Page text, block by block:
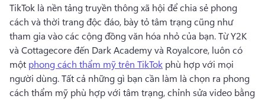
TikTok là nền tảng truyền thông xã hội để chia sẻ phong
cách và thời trang độc đáo, bày tỏ tâm trạng cũng như
tham gia vào các cộng đồng văn hóa nhỏ của bạn. Từ Y2K
và Cottagecore đến Dark Academy và Royalcore, luôn có
một phong cách thẩm mỹ trên TikTok phù hợp với mọi
người dùng. Tất cả những gì bạn cần làm là chọn ra phong
cách thẩm mỹ phù hợp với tâm trạng, chỉnh sửa video bằng